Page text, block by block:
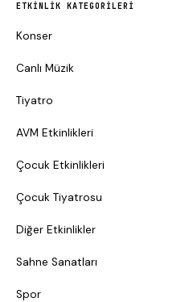
ETKINLIK KATEGORILERI
Konser
Canlı Müzik
Tiyatro
AVM Etkinlikleri
Çocuk Etkinlikleri
Çocuk Tiyatrosu
Diğer Etkinlikler
Sahne Sanatları
Spor